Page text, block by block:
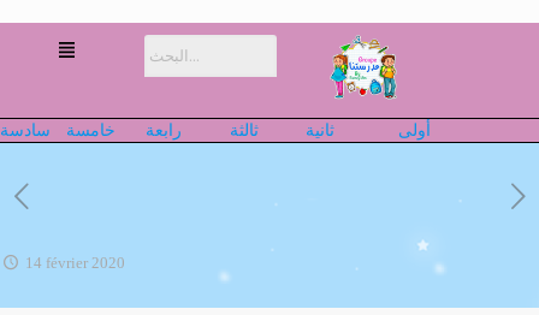
أولى ثانية ثالثة رابعة خامسة سادسة
14 février 2020